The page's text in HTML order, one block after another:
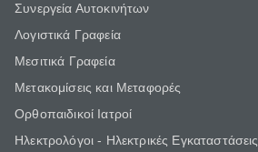
Συνεργεία Αυτοκινήτων
Λογιστικά Γραφεία
Μεσιτικά Γραφεία
Μετακομίσεις και Μεταφορές
Ορθοπαιδικοί Ιατροί
Ηλεκτρολόγοι - Ηλεκτρικές Εγκαταστάσεις